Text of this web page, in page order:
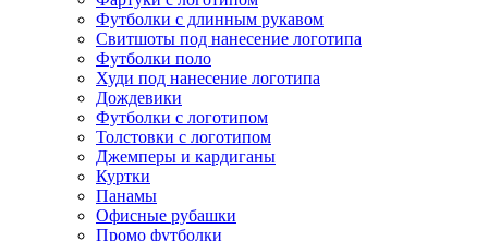
Футболки с длинным рукавом
Свитшоты под нанесение логотипа
Футболки поло
Худи под нанесение логотипа
Дождевики
Футболки с логотипом
Толстовки с логотипом
Джемперы и кардиганы
Куртки
Панамы
Офисные рубашки
Промо футболки